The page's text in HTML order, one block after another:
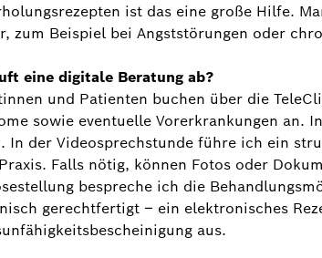
ist das eine große Hilfe.
zum Beispiel bei Angststörungen oder
eine digitale Beratung ab?
und Patienten buchen über die
sowie eventuelle Vorerkrankungen an.
In der Videosprechstunde führe ich ein
Falls nötig, können Fotos oder
bespreche ich die
gerechtfertigt – ein elektronisches
aus.